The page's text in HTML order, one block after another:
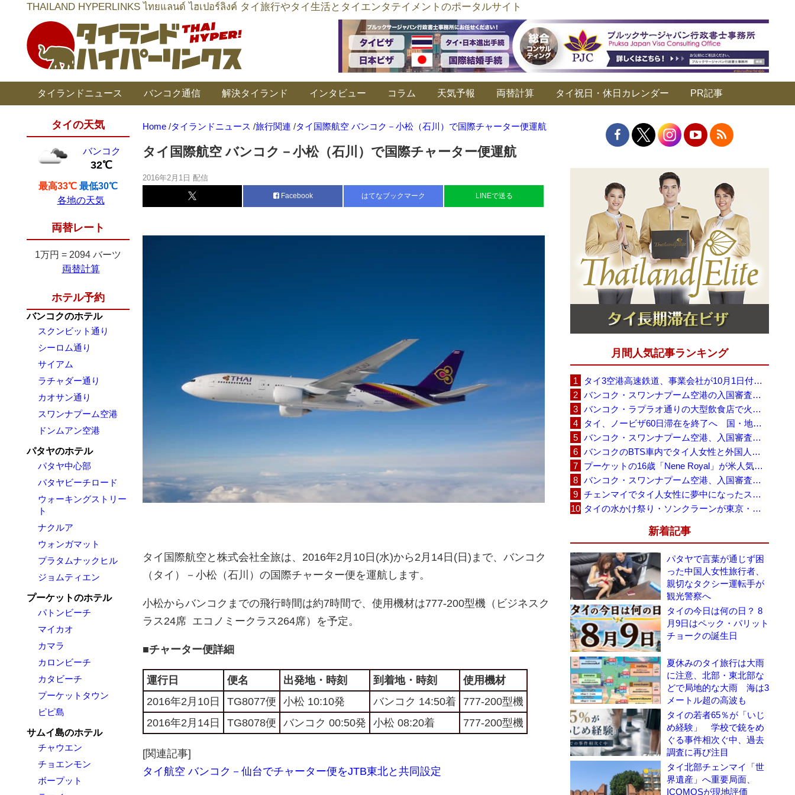
THAILAND HYPERLINKS ไทยแลนด์ ไฮเปอร์ลิงค์ タイ旅行やタイ生活とタイエンタテイメントのポータルサイト
タイランドニュース バンコク通信 解決タイランド インタビュー コラム 天気予報 両替計算 タイ祝日・休日カレンダー PR記事
タイの天気
バンコク
32℃
最高33℃ 最低30℃
各地の天気
両替レート
1万円 = 2094 バーツ
両替計算
ホテル予約
バンコクのホテル
スクンビット通り
シーロム通り
サイアム
ラチャダー通り
カオサン通り
スワンナプーム空港
ドンムアン空港
パタヤのホテル
パタヤ中心部
パタヤビーチロード
ウォーキングストリー
ト
ナクルア
ウォンガマット
プラタムナックヒル
ジョムティエン
プーケットのホテル
パトンビーチ
マイカオ
カマラ
カロンビーチ
カタビーチ
プーケットタウン
ピピ島
サムイ島のホテル
チャウエン
チョエンモン
ボープット
Home /タイランドニュース /旅行関連 /タイ国際航空 バンコク－小松（石川）で国際チャーター便運航
タイ国際航空 バンコク－小松（石川）で国際チャーター便運航
2016年2月1日 配信
Facebook はてなブックマーク LINEで送る
タイ国際航空と株式会社全旅は、2016年2月10日(水)から2月14日(日)まで、バンコク
（タイ）－小松（石川）の国際チャーター便を運航します。
小松からバンコクまでの飛行時間は約7時間で、使用機材は777-200型機（ビジネスク
ラス24席 エコノミークラス264席）を予定。
■チャーター便詳細
運行日 便名 出発地・時刻 到着地・時刻
使用機材
2016年2月10日
TG8077便 小松 10:10発 バンコク 14:50着
777-200型機
2016年2月14日
TG8078便 バンコク 00:50発 小松 08:20着 777-200型機
[関連記事]
タイ航空 バンコク－仙台でチャーター便をJTB東北と共同設定
月間人気記事ランキング
タイ3空港高速鉄道、事業会社が10月1日付の契約終了を通知 「現時点での撤退決定ではない」
バンコク・スワンナプーム空港の入国審査に長蛇の列、SNSで「3～4時間待ち」との投稿が拡散
バンコク・ラプラオ通りの大型飲食店で火災、27人死亡・多数負傷
タイ、ノービザ60日滞在を終了へ 国・地域別に30日・15日へ再編
バンコク・スワンナプーム空港、入国審査で2～3時間待ちの時間帯も 審査厳格化と人員不足が影響か
バンコクのBTS車内でタイ人女性と外国人学生グループが口論、騒音めぐる動画が拡散
プーケットの16歳「Nene Royal」が米人気番組で圧巻の演奏、審査員4人全員が「Yes」
バンコク・スワンナプーム空港、入国審査の自動化ゲート拡充へ 2026年9月に第2段階
チェンマイでタイ人女性に夢中になったスウェーデン人男性、全財産を失い捨てられる
タイの水かけ祭り・ソンクラーンが東京・豊洲に、「BUBBLE SONGKRAN FESTIVAL 2026」8月1日から5日間
新着記事
パタヤで言葉が通じず困
った中国人女性旅行者、
親切なタクシー運転手が
観光警察へ
タイの今日は何の日？ 8
月9日はペック・パリット
チョークの誕生日
夏休みのタイ旅行は大雨
に注意、北部・東北部な
どで局地的な大雨 海は3
メートル超の高波も
タイの若者65％が「いじ
め経験」 学校で銃をめ
ぐる事件相次ぐ中、過去
調査に再び注目
タイ北部チェンマイ「世
界遺産」へ重要局面、
ICOMOSが現地評価